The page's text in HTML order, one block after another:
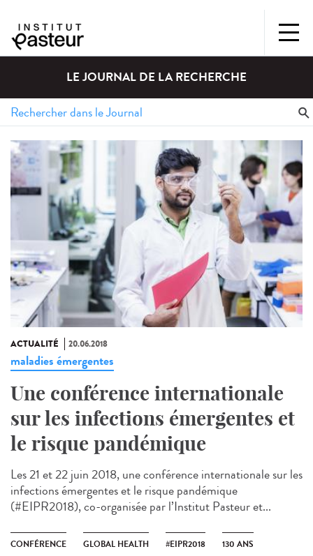
LE JOURNAL DE LA RECHERCHE
ACTUALITÉ 20.06.2018
maladies émergentes
Une conférence internationale
sur les infections émergentes et
le risque pandémique
Les 21 et 22 juin 2018, une conférence internationale sur les
infections émergentes et le risque pandémique
(#EIPR2018), co-organisée par l’Institut Pasteur et...
CONFÉRENCE GLOBAL HEALTH #EIPR2018 130 ANS